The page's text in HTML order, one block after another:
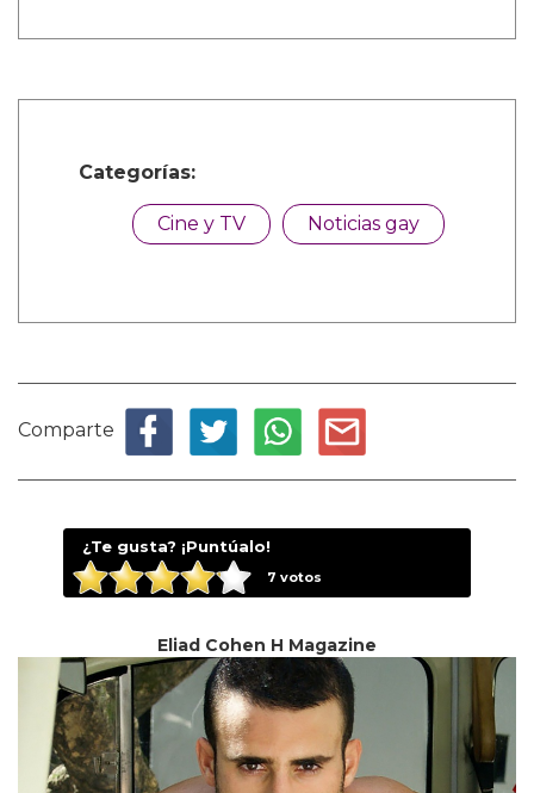
Categorías:
Cine y TV Noticias gay
Comparte
¿Te gusta? ¡Puntúalo!
7 votos
Eliad Cohen H Magazine